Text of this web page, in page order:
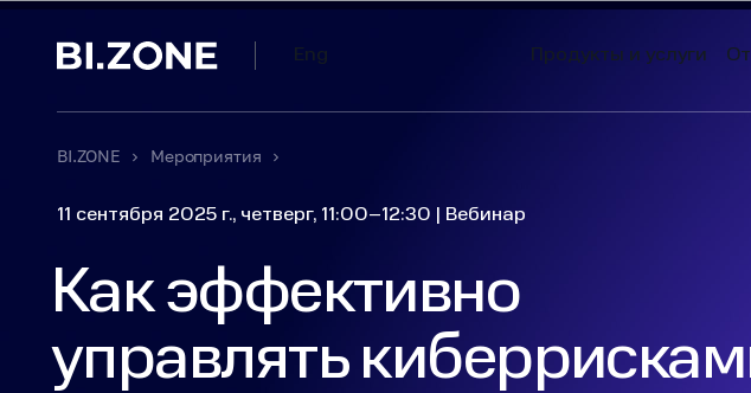
Продукты и услуги
BI.ZONE Мероприятия
11 сентября 2025 г., четверг, 11:00–12:30 Вебинар
Как эффективно
управлять